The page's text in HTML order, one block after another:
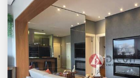
EXCELENTE APARTAMENTO
SUITES, 2 VAGAS - VL